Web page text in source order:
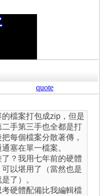
quote
檔案打包成zip，但是
手第三手也全都是打
每個檔案分散著傳，
塞在單一檔案。
？我用七年前的硬體
以堪用了（當然也是
了）。
硬體配備比我編輯檔